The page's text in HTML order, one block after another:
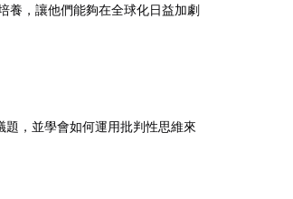
養，讓他們能夠在全球化日益加劇
，並學會如何運用批判性思維來